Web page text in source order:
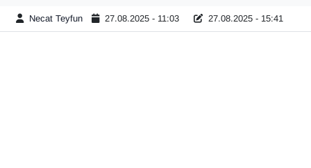
Necat Teyfun 27.08.2025 - 11:03 27.08.2025 - 15:41
GENEL